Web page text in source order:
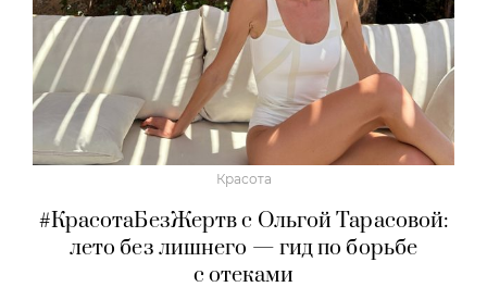
Красота
#КрасотаБезЖертв с Ольгой Тарасовой:
лето без лишнего — гид по борьбе
с отеками